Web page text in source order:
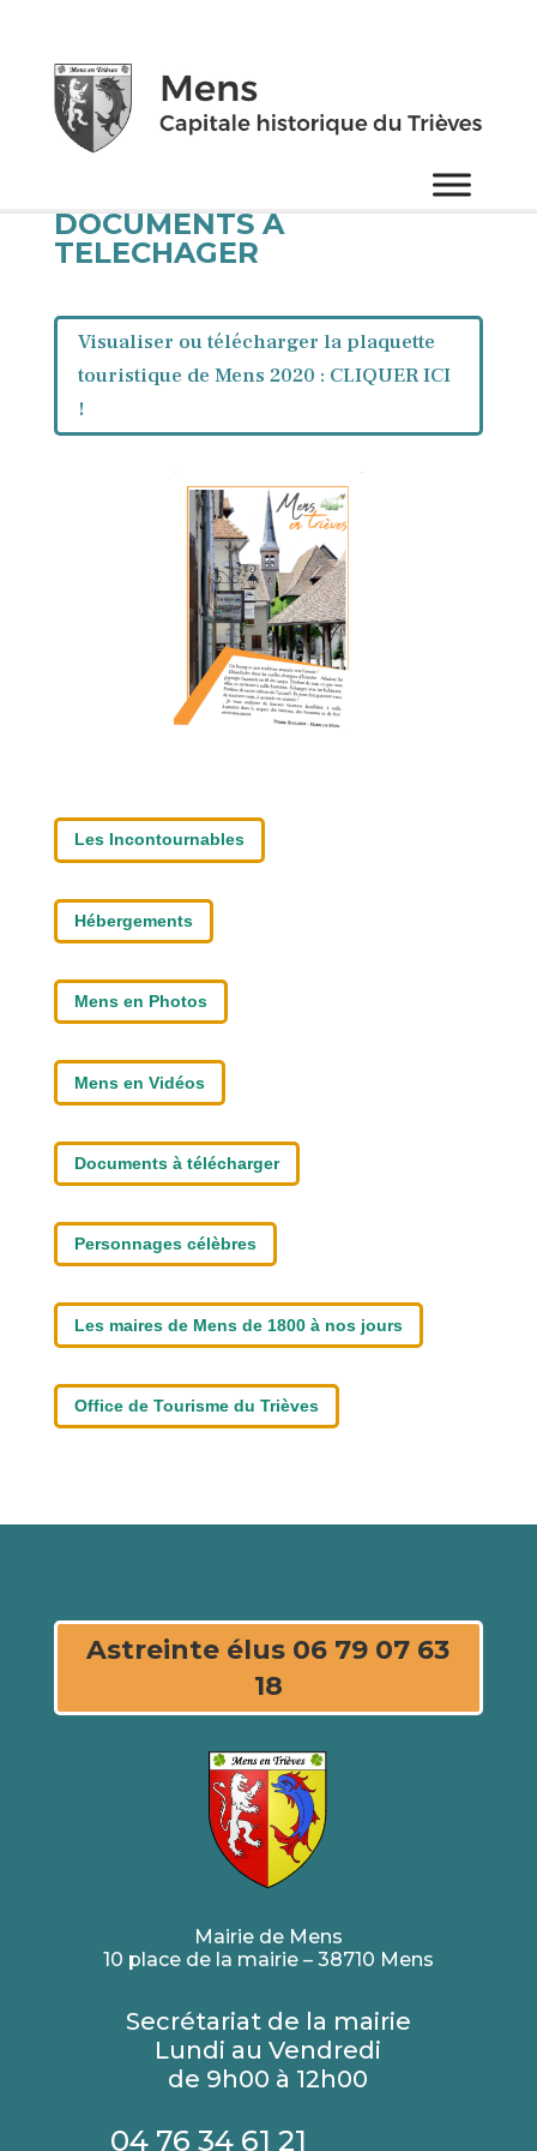
DOCUMENTS A
TELECHAGER
Visualiser ou télécharger la plaquette
touristique de Mens 2020 : CLIQUER ICI
!
Les Incontournables
Hébergements
Mens en Photos
Mens en Vidéos
Documents à télécharger
Personnages célèbres
Les maires de Mens de 1800 à nos jours
Office de Tourisme du Trièves
Astreinte élus 06 79 07 63
18
Mairie de Mens
10 place de la mairie – 38710 Mens
Secrétariat de la mairie
Lundi au Vendredi
de 9h00 à 12h00
04 76 34 61 21